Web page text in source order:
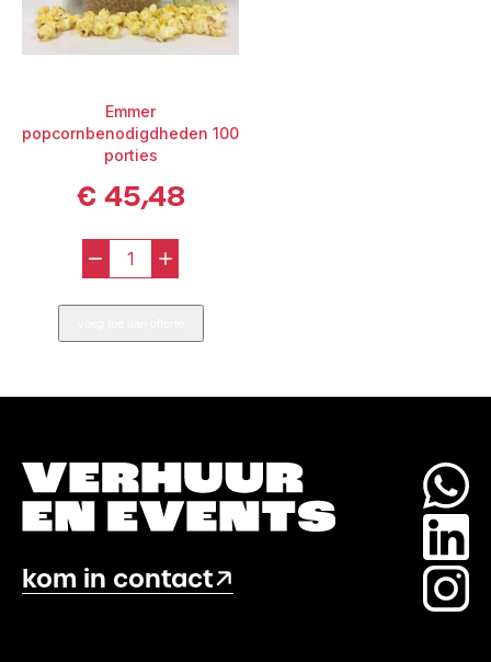
Emmer
popcornbenodigdheden 100
porties
€45,48
-
Emmer
popcornbenodigdheden
100
aantal
+
kom in contact